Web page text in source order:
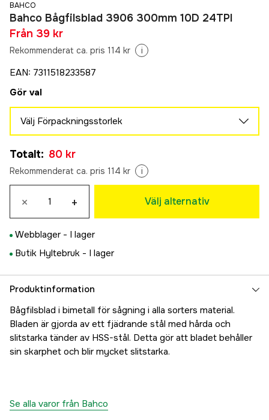
BAHCO
Bahco Bågfilsblad 3906 300mm 10D 24TPI
Från 39 kr
Rekommenderat ca. pris 114 kr i
EAN: 7311518233587
Gör val
Välj Förpackningsstorlek
39 kr
2 st
80 kr
Totalt: 80 kr
Rekommenderat ca. pris 114 kr i
× + Välj alternativ
Webblager - I lager
Butik Hyltebruk - I lager
Produktinformation
Bågfilsblad i bimetall för sågning i alla sorters material.
Bladen är gjorda av ett fjädrande stål med hårda och
slitstarka tänder av HSS-stål. Detta gör att bladet behåller
sin skarphet och blir mycket slitstarka.
Se alla varor från Bahco